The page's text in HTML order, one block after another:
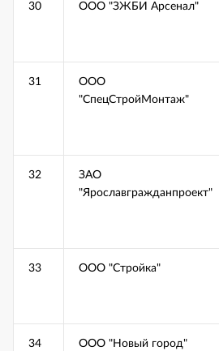
30 ООО "ЗЖБИ Арсенал"
31
ООО
"СпецСтройМонтаж"
32
ЗАО
"Ярославгражданпроект"
33 ООО "Стройка"
34 ООО "Новый город"